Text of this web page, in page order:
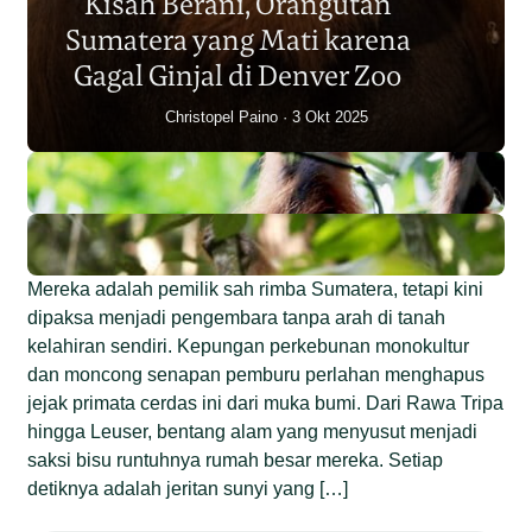
Individu dalam Satu Dekade?
Junaidi Hanafiah 14 Jul 2026
Sumatera yang Mati karena
Gagal Ginjal di Denver Zoo
Christopel Paino 3 Okt 2025
Mereka adalah pemilik sah rimba Sumatera, tetapi kini
dipaksa menjadi pengembara tanpa arah di tanah
kelahiran sendiri. Kepungan perkebunan monokultur
dan moncong senapan pemburu perlahan menghapus
jejak primata cerdas ini dari muka bumi. Dari Rawa Tripa
hingga Leuser, bentang alam yang menyusut menjadi
saksi bisu runtuhnya rumah besar mereka. Setiap
detiknya adalah jeritan sunyi yang […]